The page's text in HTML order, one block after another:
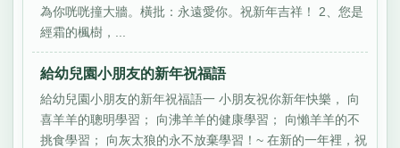
為你咣咣撞大牆。橫批：永遠愛你。祝新年吉祥！ 2、您是
經霜的楓樹，...
給幼兒園小朋友的新年祝福語
給幼兒園小朋友的新年祝福語一 小朋友祝你新年快樂， 向
喜羊羊的聰明學習； 向沸羊羊的健康學習； 向懶羊羊的不
挑食學習； 向灰太狼的永不放棄學習！~ 在新的一年裡，祝